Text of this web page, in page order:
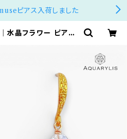
ピアス入荷しました
晶フラワー ピアス